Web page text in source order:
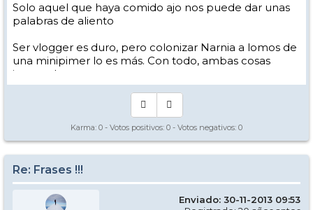
Solo aquel que haya comido ajo nos puede dar unas
palabras de aliento
Ser vlogger es duro, pero colonizar Narnia a lomos de
una minipimer lo es más. Con todo, ambas cosas
intento hacer.
Yo hago esquí extremo : voy de extremo a extremo
Los caminos del esquí son inescrotables ...
Karma: 0 - Votos positivos: 0 - Votos negativos: 0
Re: Frases !!!
Enviado: 30-11-2013 09:53